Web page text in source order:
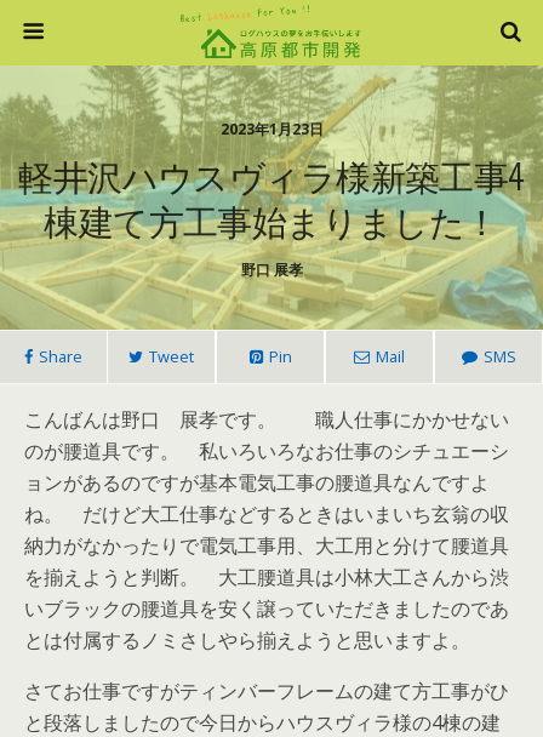
2023年1月23日
軽井沢ハウスヴィラ様新築工事4
棟建て方工事始まりました！
野口 展孝
Share Tweet Pin Mail SMS
こんばんは野口 展孝です。 職人仕事にかかせない
のが腰道具です。 私いろいろなお仕事のシチュエーシ
ョンがあるのですが基本電気工事の腰道具なんですよ
ね。 だけど大工仕事などするときはいまいち玄翁の収
納力がなかったりで電気工事用、大工用と分けて腰道具
を揃えようと判断。 大工腰道具は小林大工さんから渋
いブラックの腰道具を安く譲っていただきましたのであ
とは付属するノミさしやら揃えようと思いますよ。
さてお仕事ですがティンバーフレームの建て方工事がひ
と段落しましたので今日からハウスヴィラ様の4棟の建